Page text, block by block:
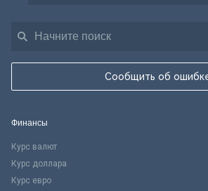
Сообщить об
Финансы
Курс валют
Курс доллара
Курс евро